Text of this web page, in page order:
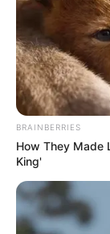
Події
Політика
Схеми
BRAINBERRIES
How They Made
King'